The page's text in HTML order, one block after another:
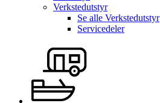
Verkstedutstyr
Se alle Verkstedutstyr
Servicedeler